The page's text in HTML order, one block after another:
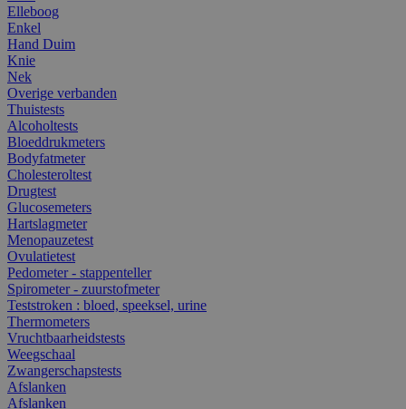
Elleboog
Enkel
Hand Duim
Knie
Nek
Overige verbanden
Thuistests
Alcoholtests
Bloeddrukmeters
Bodyfatmeter
Cholesteroltest
Drugtest
Glucosemeters
Hartslagmeter
Menopauzetest
Ovulatietest
Pedometer - stappenteller
Spirometer - zuurstofmeter
Teststroken : bloed, speeksel, urine
Thermometers
Vruchtbaarheidstests
Weegschaal
Zwangerschapstests
Afslanken
Afslanken